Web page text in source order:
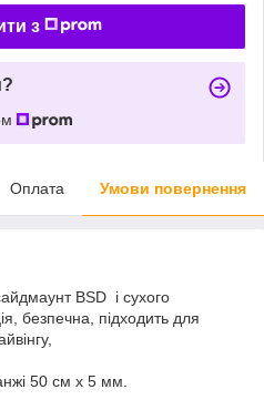
з
Оплата Умови повернення
BSD і сухого
безпечна, підходить для
банжі 50 см x 5 мм.